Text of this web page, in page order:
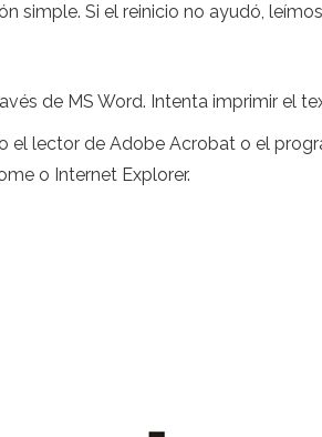
simple. Si el reinicio no ayudó,
de MS Word. Intenta imprimir el
lector de Adobe Acrobat o el
o Internet Explorer.